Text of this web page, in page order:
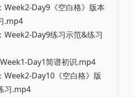
Week2-Day9《空白格》版本
.mp4
Week2-Day9练习示范&练习
Day1简谱初识.mp4
Week2-Day10《空白格》版
习.mp4